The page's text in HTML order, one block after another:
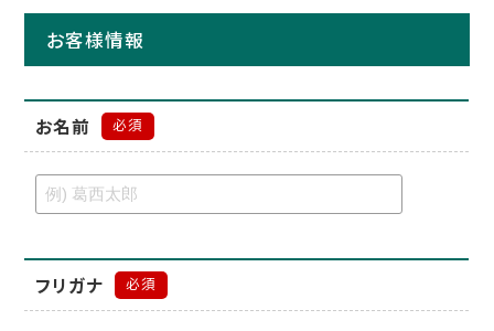
お客様情報
お名前 必須
フリガナ 必須